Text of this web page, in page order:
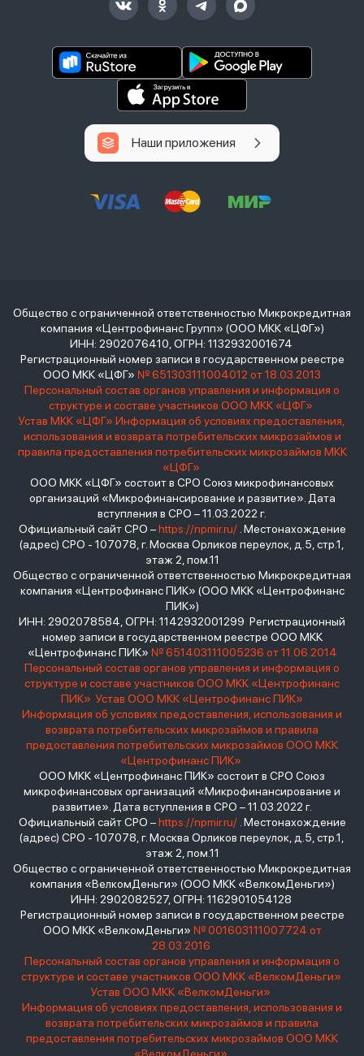
Наши приложения
Общество с ограниченной ответственностью Микрокредитная
компания «Центрофинанс Групп» (ООО МКК «ЦФГ»)
ИНН: 2902076410, ОГРН: 1132932001674
Регистрационный номер записи в государственном реестре
ООО МКК «ЦФГ» № 651303111004012 от 18.03.2013
Персональный состав органов управления и информация о
структуре и составе участников ООО МКК «ЦФГ»
Устав МКК «ЦФГ» Информация об условиях предоставления,
использования и возврата потребительских микрозаймов и
правила предоставления потребительских микрозаймов МКК
«ЦФГ»
ООО МКК «ЦФГ» состоит в СРО Союз микрофинансовых
организаций «Микрофинансирование и развитие». Дата
вступления в СРО – 11.03.2022 г.
Официальный сайт СРО –https://npmir.ru/. Местонахождение
(адрес) СРО - 107078, г. Москва Орликов переулок, д.5, стр.1,
этаж 2, пом.11
Общество с ограниченной ответственностью Микрокредитная
компания «Центрофинанс ПИК» (ООО МКК «Центрофинанс
ПИК»)
ИНН: 2902078584, ОГРН: 1142932001299 Регистрационный
номер записи в государственном реестре ООО МКК
«Центрофинанс ПИК» № 651403111005236 от 11.06.2014
Персональный состав органов управления и информация о
структуре и составе участников ООО МКК «Центрофинанс
ПИК» Устав ООО МКК «Центрофинанс ПИК»
Информация об условиях предоставления, использования и
возврата потребительских микрозаймов и правила
предоставления потребительских микрозаймов ООО МКК
«Центрофинанс ПИК»
ООО МКК «Центрофинанс ПИК» состоит в СРО Союз
микрофинансовых организаций «Микрофинансирование и
развитие». Дата вступления в СРО – 11.03.2022 г.
Официальный сайт СРО –https://npmir.ru/. Местонахождение
(адрес) СРО - 107078, г. Москва Орликов переулок, д.5, стр.1,
этаж 2, пом.11
Общество с ограниченной ответственностью Микрокредитная
компания «ВелкомДеньги» (ООО МКК «ВелкомДеньги»)
ИНН: 2902082527, ОГРН: 1162901054128
Регистрационный номер записи в государственном реестре
ООО МКК «ВелкомДеньги» № 001603111007724 от
28.03.2016
Персональный состав органов управления и информация о
структуре и составе участников ООО МКК «ВелкомДеньги»
Устав ООО МКК «ВелкомДеньги»
Информация об условиях предоставления, использования и
возврата потребительских микрозаймов и правила
предоставления потребительских микрозаймов ООО МКК